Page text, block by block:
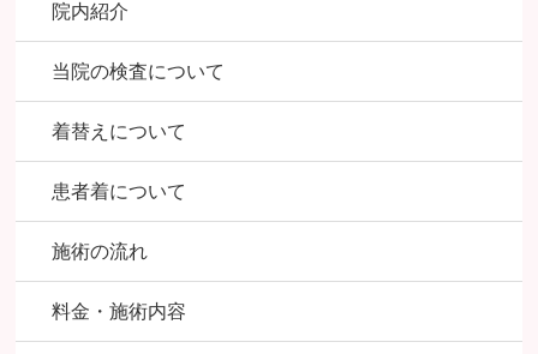
院内紹介
当院の検査について
着替えについて
患者着について
施術の流れ
料金・施術内容